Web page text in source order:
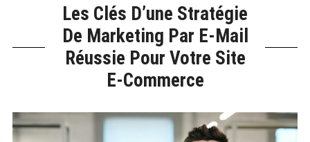
Les Clés D’une Stratégie
De Marketing Par E-Mail
Réussie Pour Votre Site
E-Commerce